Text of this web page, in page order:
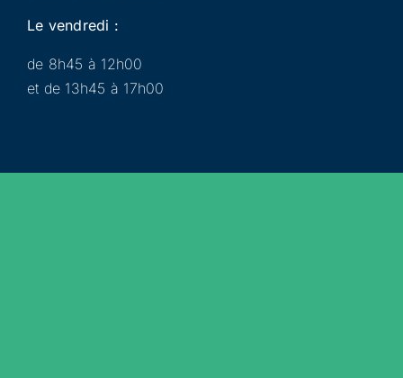
Le vendredi :
de 8h45 à 12h00
et de 13h45 à 17h00